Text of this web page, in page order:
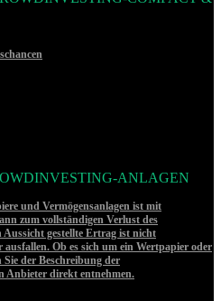
ANLAGEN
und Vermögensanlagen ist mit
zum vollständigen Verlust des
Aussicht gestellte Ertrag ist nicht
Ob es sich um ein Wertpapier oder
Sie der Beschreibung der
Anbieter direkt entnehmen.